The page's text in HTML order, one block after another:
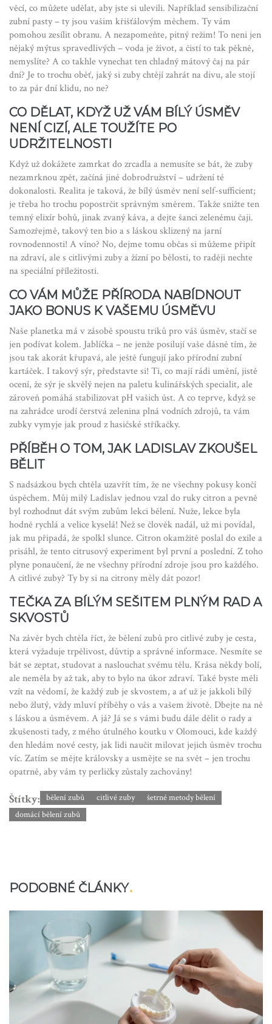
věcí, co můžete udělat, aby jste si ulevili. Například sensibilizační
zubní pasty – ty jsou vašim křišťálovým měchem. Ty vám
pomohou zesílit obranu. A nezapomeňte, pitný režim! To neni jen
nějaký mýtus spravedlivých – voda je život, a čistí to tak pěkně,
nemyslíte? A co takhle vynechat ten chladný mátový čaj na pár
dní? Je to trochu oběť, jaký si zuby chtějí zahrát na divu, ale stojí
to za pár dní klidu, no ne?
CO DĚLAT, KDYŽ UŽ VÁM BÍLÝ ÚSMĚV
NENÍ CIZÍ, ALE TOUŽÍTE PO
UDRŽITELNOSTI
Když už dokážete zamrkat do zrcadla a nemusíte se bát, že zuby
nezamrknou zpět, začíná jiné dobrodružství – udržení té
dokonalosti. Realita je taková, že bílý úsměv není self-sufficient;
je třeba ho trochu popostrčit správným směrem. Takže snižte ten
temný elixír bohů, jinak zvaný káva, a dejte šanci zelenému čaji.
Samozřejmě, takový ten bio a s láskou sklizený na jarní
rovnodennosti! A víno? No, dejme tomu občas si můžeme připít
na zdraví, ale s citlivými zuby a žízní po bělosti, to raději nechte
na speciální příležitosti.
CO VÁM MŮŽE PŘÍRODA NABÍDNOUT
JAKO BONUS K VAŠEMU ÚSMĚVU
Naše planetka má v zásobě spoustu triků pro váš úsměv, stačí se
jen podívat kolem. Jablíčka – ne jenže posilují vaše dásně tím, že
jsou tak akorát křupavá, ale ještě fungují jako přírodní zubní
kartáček. I takový sýr, představte si! Ti, co mají rádi umění, jistě
ocení, že sýr je skvělý nejen na paletu kulinářských specialit, ale
zároveň pomáhá stabilizovat pH vašich úst. A co teprve, když se
na zahrádce urodí čerstvá zelenina plná vodních zdrojů, ta vám
zubky vymyje jak proud z hasičské stříkačky.
PŘÍBĚH O TOM, JAK LADISLAV ZKOUŠEL
BĚLIT
S nadsázkou bych chtěla uzavřít tím, že ne všechny pokusy končí
úspěchem. Můj milý Ladislav jednou vzal do ruky citron a pevně
byl rozhodnut dát svým zubům lekci bělení. Nuže, lekce byla
hodně rychlá a velice kyselá! Než se člověk nadál, už mi povídal,
jak mu připadá, že spolkl slunce. Citron okamžitě poslal do exile a
prisáhl, že tento citrusový experiment byl první a poslední. Z toho
plyne ponaučení, že ne všechny přírodní zdroje jsou pro každého.
A citlivé zuby? Ty by si na citrony měly dát pozor!
TEČKA ZA BÍLÝM SEŠITEM PLNÝM RAD A
SKVOSTŮ
Na závěr bych chtěla říct, že bělení zubů pro citlivé zuby je cesta,
která vyžaduje trpělivost, důvtip a správné informace. Nesmíte se
bát se zeptat, studovat a naslouchat svému tělu. Krása někdy bolí,
ale neměla by až tak, aby to bylo na úkor zdraví. Také byste měli
vzít na vědomí, že každý zub je skvostem, a ať už je jakkoli bílý
nebo žlutý, vždy mluví příběhy o vás a vašem životě. Dbejte na ně
s láskou a úsměvem. A já? Já se s vámi budu dále dělit o rady a
zkušenosti tady, z mého útulného koutku v Olomouci, kde každý
den hledám nové cesty, jak lidi naučit milovat jejich úsměv trochu
víc. Zatím se mějte královsky a usmějte se na svět – jen trochu
opatrně, aby vám ty perličky zůstaly zachovány!
Štítky: bělení zubů citlivé zuby
šetrné metody bělení
domácí bělení zubů
PODOBNÉ ČLÁNKY